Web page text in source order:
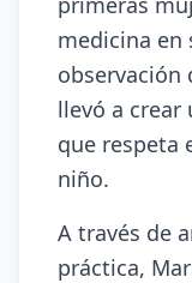
medicina en
observación
llevó a
que respeta
niño.
A través de
práctica,